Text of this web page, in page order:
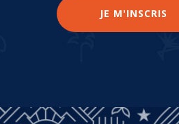
JE M'INSCRIS